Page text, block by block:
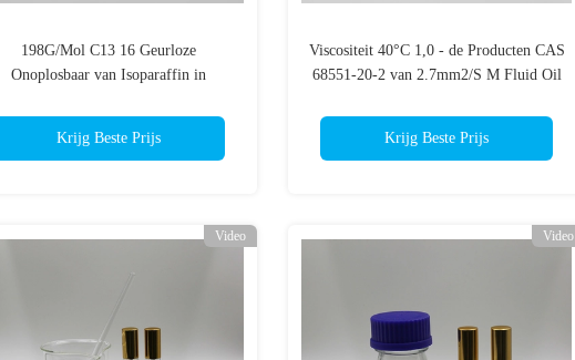
198G/Mol C13 16 Geurloze
Onoplosbaar van Isoparaffin in
Krijg Beste Prijs
Viscositeit 40°C 1,0 - de Producten CAS
68551-20-2 van 2.7mm2/S M Fluid Oil
Krijg Beste Prijs
Video Video